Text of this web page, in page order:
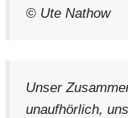
© Ute Nathow
Unser
unaufhörlich,